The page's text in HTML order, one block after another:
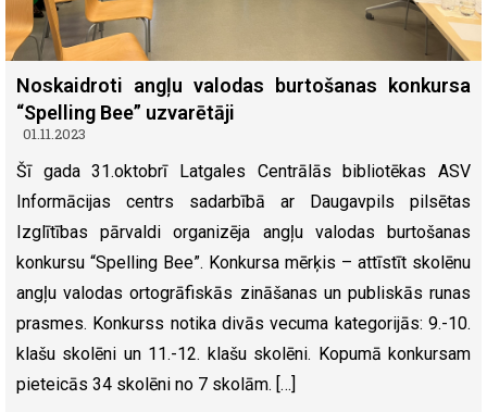
Noskaidroti angļu valodas burtošanas konkursa
“Spelling Bee” uzvarētāji
01.11.2023
Šī gada 31.oktobrī Latgales Centrālās bibliotēkas ASV
Informācijas centrs sadarbībā ar Daugavpils pilsētas
Izglītības pārvaldi organizēja angļu valodas burtošanas
konkursu “Spelling Bee”. Konkursa mērķis – attīstīt skolēnu
angļu valodas ortogrāfiskās zināšanas un publiskās runas
prasmes. Konkurss notika divās vecuma kategorijās: 9.-10.
klašu skolēni un 11.-12. klašu skolēni. Kopumā konkursam
pieteicās 34 skolēni no 7 skolām. […]